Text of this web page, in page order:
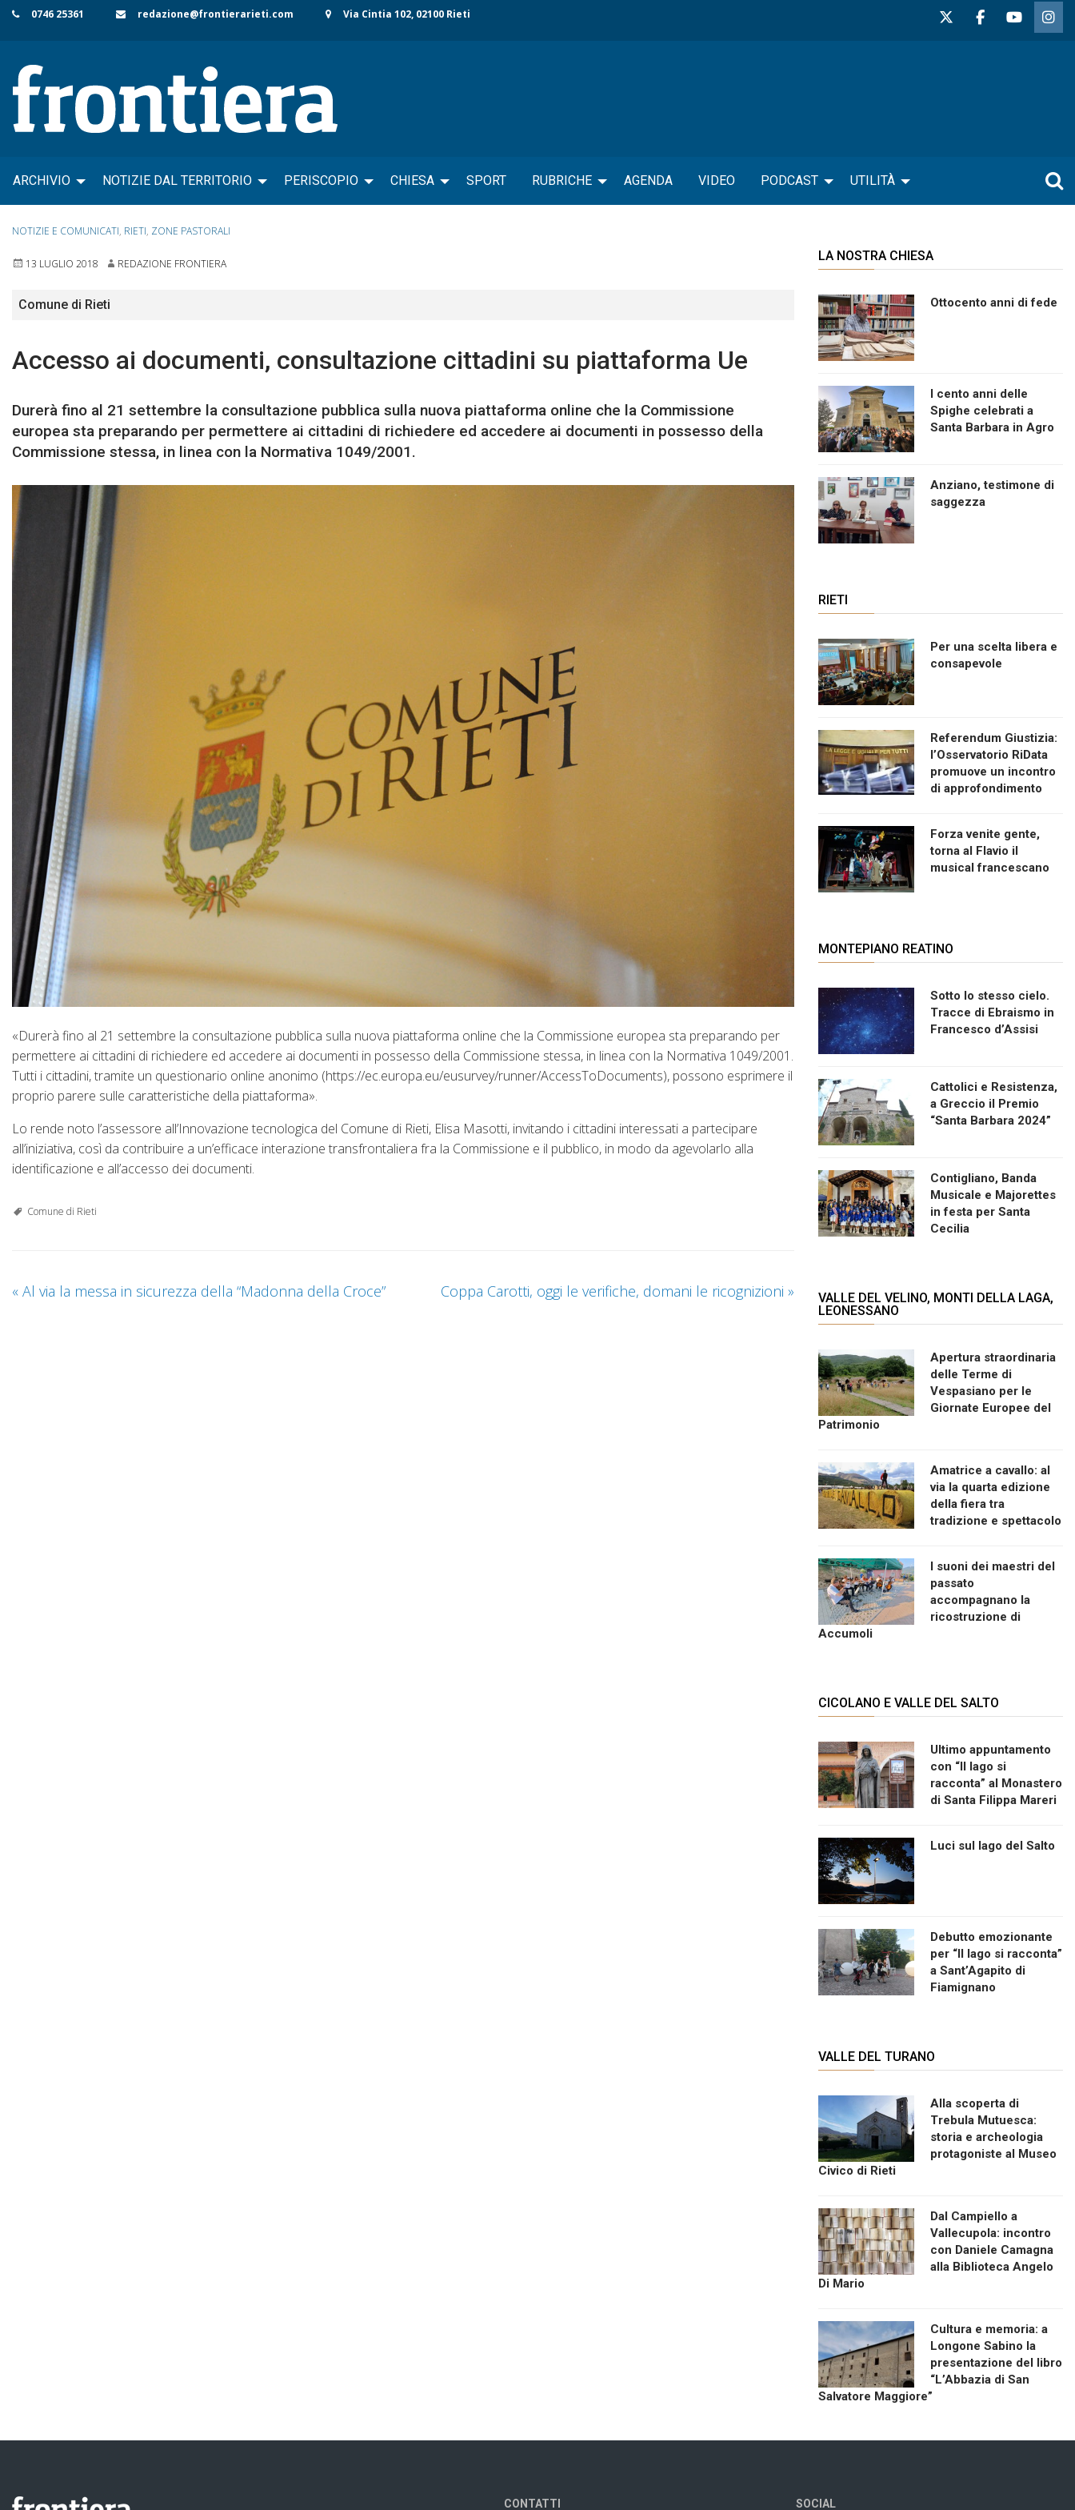
Skip
content
0746 25361 redazione@frontierarieti.com Via Cintia 102, 02100 Rieti
ARCHIVIO NOTIZIE DAL TERRITORIO PERISCOPIO CHIESA SPORT RUBRICHE AGENDA VIDEO PODCAST UTILITÀ
NOTIZIE E COMUNICATI, RIETI, ZONE PASTORALI
13 LUGLIO 2018 REDAZIONE FRONTIERA
Comune di Rieti
Accesso ai documenti, consultazione cittadini su piattaforma Ue
Durerà fino al 21 settembre la consultazione pubblica sulla nuova piattaforma online che la Commissione
europea sta preparando per permettere ai cittadini di richiedere ed accedere ai documenti in possesso della
Commissione stessa, in linea con la Normativa 1049/2001.
«Durerà fino al 21 settembre la consultazione pubblica sulla nuova piattaforma online che la Commissione europea sta preparando per
permettere ai cittadini di richiedere ed accedere ai documenti in possesso della Commissione stessa, in linea con la Normativa 1049/2001.
Tutti i cittadini, tramite un questionario online anonimo (https://ec.europa.eu/eusurvey/runner/AccessToDocuments), possono esprimere il
proprio parere sulle caratteristiche della piattaforma».
Lo rende noto l’assessore all’Innovazione tecnologica del Comune di Rieti, Elisa Masotti, invitando i cittadini interessati a partecipare
all’iniziativa, così da contribuire a un’efficace interazione transfrontaliera fra la Commissione e il pubblico, in modo da agevolarlo alla
identificazione e all’accesso dei documenti.
Comune di Rieti
« Al via la messa in sicurezza della “Madonna della Croce” Coppa Carotti, oggi le verifiche, domani le ricognizioni »
LA NOSTRA CHIESA
Ottocento anni di fede
I cento anni delle
Spighe celebrati a
Santa Barbara in Agro
Anziano, testimone di
saggezza
RIETI
Per una scelta libera e
consapevole
Referendum Giustizia:
l’Osservatorio RiData
promuove un incontro
di approfondimento
Forza venite gente,
torna al Flavio il
musical francescano
MONTEPIANO REATINO
Sotto lo stesso cielo.
Tracce di Ebraismo in
Francesco d’Assisi
Cattolici e Resistenza,
a Greccio il Premio
“Santa Barbara 2024”
Contigliano, Banda
Musicale e Majorettes
in festa per Santa
Cecilia
VALLE DEL VELINO, MONTI DELLA LAGA,
LEONESSANO
Apertura straordinaria
delle Terme di
Vespasiano per le
Giornate Europee del
Patrimonio
Amatrice a cavallo: al
via la quarta edizione
della fiera tra
tradizione e spettacolo
I suoni dei maestri del
passato
accompagnano la
ricostruzione di
Accumoli
CICOLANO E VALLE DEL SALTO
Ultimo appuntamento
con “Il lago si
racconta” al Monastero
di Santa Filippa Mareri
Luci sul lago del Salto
Debutto emozionante
per “Il lago si racconta”
a Sant’Agapito di
Fiamignano
VALLE DEL TURANO
Alla scoperta di
Trebula Mutuesca:
storia e archeologia
protagoniste al Museo
Civico di Rieti
Dal Campiello a
Vallecupola: incontro
con Daniele Camagna
alla Biblioteca Angelo
Di Mario
Cultura e memoria: a
Longone Sabino la
presentazione del libro
“L’Abbazia di San
Salvatore Maggiore”
CONTATTI SOCIAL